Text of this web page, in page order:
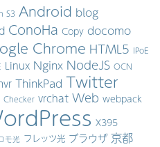
S3 Android blog
ConoHa Copy docomo
Chrome HTML5 IPoE
Linux Nginx NodeJS OCN
ThinkPad Twitter
Checker vrchat Web webpack
X395
モ光 フレッツ光 ブラウザ 京都